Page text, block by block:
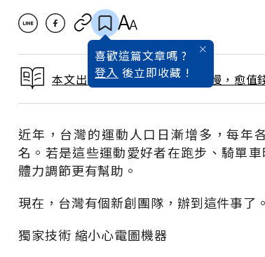
喜歡這篇文章嗎 ?
登入 後立即收藏 !
本文出自 2017 / 1月號雜誌 愈慢，愈值
近年，台灣的運動人口日漸增多，每年
名。若是這些運動愛好者在跑步、騎單
體力調節更有幫助。
現在，台灣有個新創團隊，辦到這件事了。
獨家技術 縮小心電圖機器